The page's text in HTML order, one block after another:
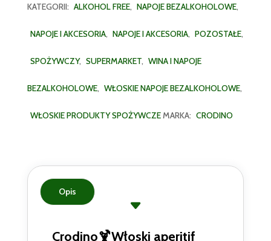
KATEGORII: ALKOHOL FREE, NAPOJE BEZALKOHOLOWE,
NAPOJE I AKCESORIA, NAPOJE I AKCESORIA, POZOSTAŁE,
SPOŻYWCZY, SUPERMARKET, WINA I NAPOJE
BEZALKOHOLOWE, WŁOSKIE NAPOJE BEZALKOHOLOWE,
WŁOSKIE PRODUKTY SPOŻYWCZEMARKA: CRODINO
Opis
Crodino🍹Włoski aperitif